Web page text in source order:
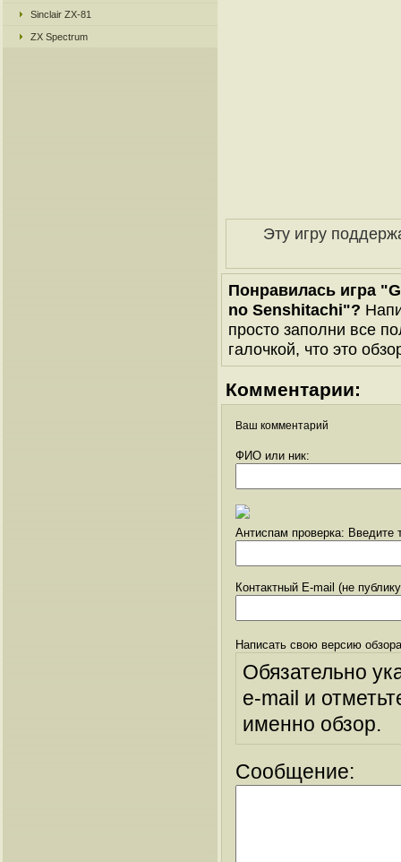
Sinclair ZX-81
ZX Spectrum
Эту игру
Понравилась игра
no Senshitachi"?
просто заполни все
галочкой, что это
Комментарии:
Ваш комментарий
ФИО или ник:
Антиспам проверка: Введите
Контактный E-mail (не
Написать свою версию
Обязательно
e-mail и
именно обзор.
Сообщение: